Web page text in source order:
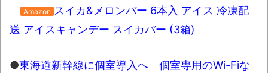
Amazon スイカ&メロンバー 6本入 アイス 冷凍配
送 アイスキャンデー スイカバー (3箱)
●東海道新幹線に個室導入へ 個室専用のWi-Fiな